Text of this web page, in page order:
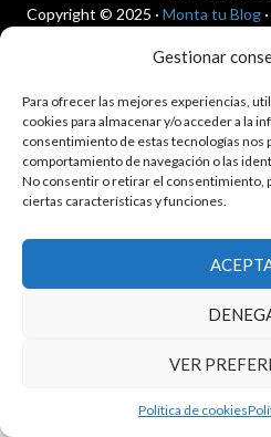
Gestionar
Para ofrecer las mejores experiencias,
cookies para almacenar y/o acceder a la
consentimiento de estas tecnologías nos
comportamiento de navegación o las
No consentir o retirar el consentimiento,
ciertas características y funciones.
VER
Política de cookies
Copyright © 2025 · Monta tu Blog
Cookies|Política de
·WordPress·